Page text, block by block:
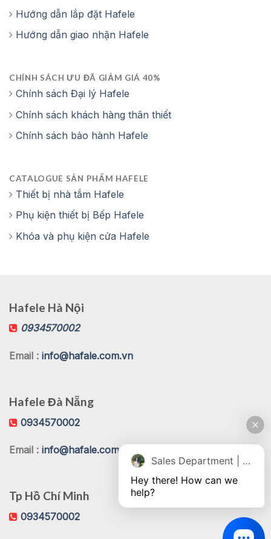
Hướng dẫn lắp đặt Hafele
Hướng dẫn giao nhận Hafele
CHÍNH SÁCH ƯU ĐÃ GIẢM GIÁ 40%
Chính sách Đại lý Hafele
Chính sách khách hàng thân thiết
Chính sách bảo hành Hafele
CATALOGUE SẢN PHẨM HAFELE
Thiết bị nhà tắm Hafele
Phụ kiện thiết bị Bếp Hafele
Khóa và phụ kiện cửa Hafele
Hafele Hà Nội
0934570002
Email : info@hafale.com.vn
Hafele Đà Nẵng
0934570002
Email : info@hafale.com.vn
Tp Hồ Chí Minh
0934570002
Sales Department | Chat online
Hey there! How can we
help?